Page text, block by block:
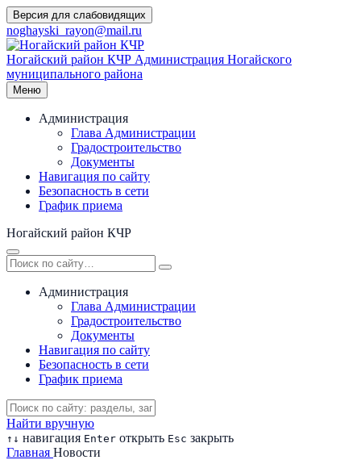
Перейти
к
содержимому
Версия для слабовидящих
noghayski_rayon@mail.ru
Ногайский район КЧР Администрация Ногайского
муниципального района
Меню
Администрация
Глава Администрации
Градостроительство
Документы
Навигация по сайту
Безопасность в сети
График приема
Ногайский район КЧР
Администрация
Глава Администрации
Градостроительство
Документы
Навигация по сайту
Безопасность в сети
График приема
Найти вручную
↑ ↓ навигация Enter открыть Esc закрыть
Главная Новости